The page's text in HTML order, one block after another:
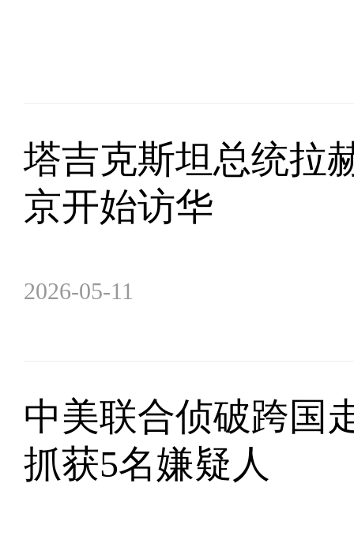
塔吉克斯坦总统拉
京开始访华
2026-05-11
中美联合侦破跨国
抓获5名嫌疑人